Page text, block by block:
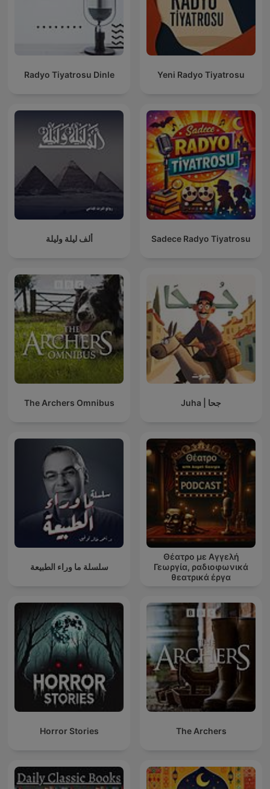
Radyo Tiyatrosu Dinle Yeni Radyo Tiyatrosu
ألف ليلة وليلة Sadece Radyo Tiyatrosu
The Archers Omnibus Juha | جحا
سلسلة ما وراء الطبيعة
Θέατρο με Αγγελή
Γεωργία, ραδιοφωνικά
θεατρικά έργα
Horror Stories The Archers